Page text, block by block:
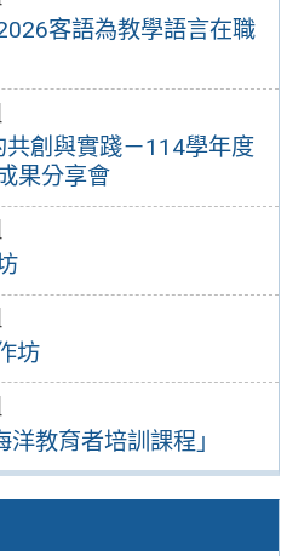
客語為教學語言在職
創與實踐－114學年度
果分享會
坊
洋教育者培訓課程」